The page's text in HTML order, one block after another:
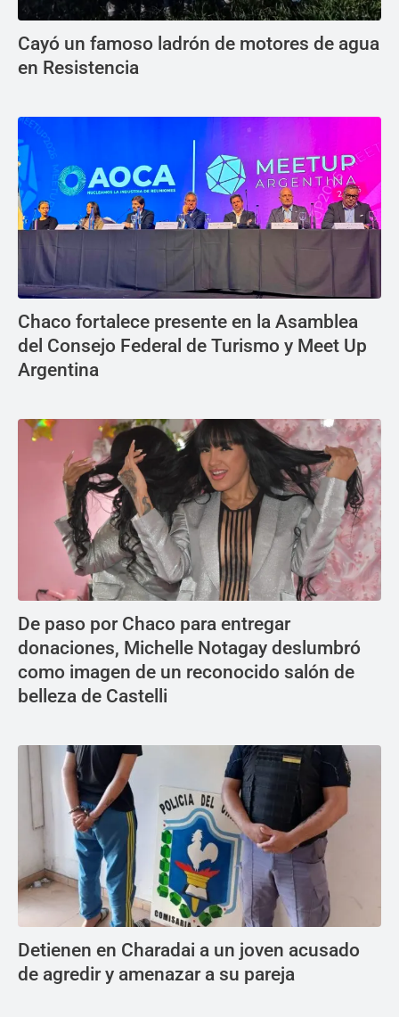
Cayó un famoso ladrón de motores de agua
en Resistencia
Chaco fortalece presente en la Asamblea
del Consejo Federal de Turismo y Meet Up
Argentina
De paso por Chaco para entregar
donaciones, Michelle Notagay deslumbró
como imagen de un reconocido salón de
belleza de Castelli
Detienen en Charadai a un joven acusado
de agredir y amenazar a su pareja